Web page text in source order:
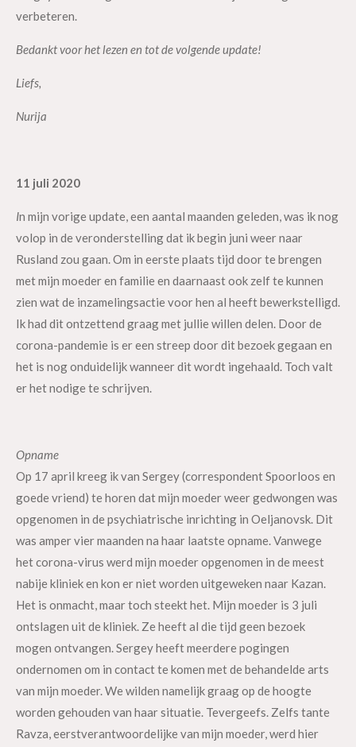
verbeteren.
Bedankt voor het lezen en tot de volgende update!
Liefs,
Nurija
11 juli 2020
In mijn vorige update, een aantal maanden geleden, was ik nog
volop in de veronderstelling dat ik begin juni weer naar
Rusland zou gaan. Om in eerste plaats tijd door te brengen
met mijn moeder en familie en daarnaast ook zelf te kunnen
zien wat de inzamelingsactie voor hen al heeft bewerkstelligd.
Ik had dit ontzettend graag met jullie willen delen. Door de
corona-pandemie is er een streep door dit bezoek gegaan en
het is nog onduidelijk wanneer dit wordt ingehaald. Toch valt
er het nodige te schrijven.
Opname
Op 17 april kreeg ik van Sergey (correspondent Spoorloos en
goede vriend) te horen dat mijn moeder weer gedwongen was
opgenomen in de psychiatrische inrichting in Oeljanovsk. Dit
was amper vier maanden na haar laatste opname. Vanwege
het corona-virus werd mijn moeder opgenomen in de meest
nabije kliniek en kon er niet worden uitgeweken naar Kazan.
Het is onmacht, maar toch steekt het. Mijn moeder is 3 juli
ontslagen uit de kliniek. Ze heeft al die tijd geen bezoek
mogen ontvangen. Sergey heeft meerdere pogingen
ondernomen om in contact te komen met de behandelde arts
van mijn moeder. We wilden namelijk graag op de hoogte
worden gehouden van haar situatie. Tevergeefs. Zelfs tante
Ravza, eerstverantwoordelijke van mijn moeder, werd hier